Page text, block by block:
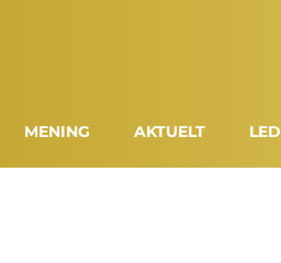
MENING AKTUELT